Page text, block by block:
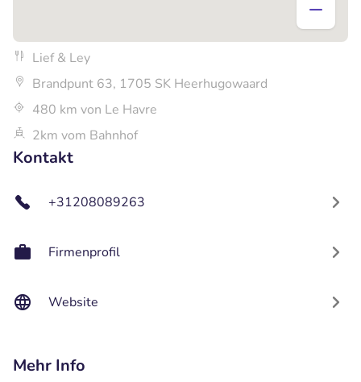
Lief & Ley
Brandpunt 63, 1705 SK Heerhugowaard
480 km von Le Havre
2km vom Bahnhof
Kontakt
+31208089263
Firmenprofil
Website
Mehr Info